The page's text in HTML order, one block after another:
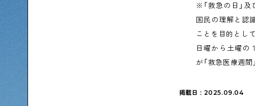
※「救急の日」及
国民の理解と認
ことを目的とし
日曜から土曜の
が「救急医療週間
掲載日 : 2025.09.04